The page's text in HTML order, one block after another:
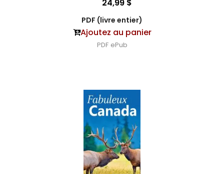
24,99 $
PDF (livre entier)
Ajoutez au panier
PDF ePub